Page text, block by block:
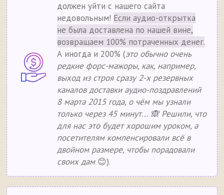
должен уйти с нашего сайта
недовольным! Если аудио-открытка
не была доставлена по нашей вине,
возвращаем 100% потраченных денег.
А иногда и 200% (это обычно очень
редкие форс-мажоры, как, например,
выход из строя сразу 2-х резервных
каналов доставки аудио-поздравлений
8 марта 2015 года, о чём мы узнали
только через 45 минут... 🙈 Решили, что
для нас это будет хорошим уроком, а
посетителям компенсировали всё в
двойном размере, чтобы порадовали
своих дам😊).